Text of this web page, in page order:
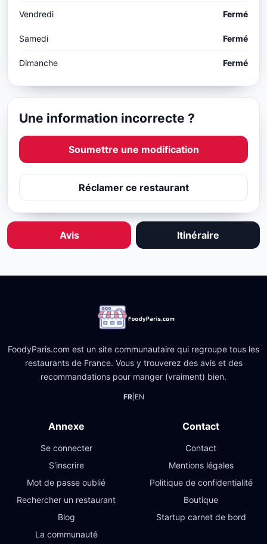
Vendredi Fermé
Samedi Fermé
Dimanche Fermé
Une information incorrecte ?
Soumettre une modification
Réclamer ce restaurant
Avis Itinéraire
FoodyParis.com est un site communautaire qui regroupe tous les
restaurants de France. Vous y trouverez des avis et des
recommandations pour manger (vraiment) bien.
FR| EN
Annexe
Se connecter
S'inscrire
Mot de passe oublié
Rechercher un restaurant
Blog
La communauté
Contact
Contact
Mentions légales
Politique de confidentialité
Boutique
Startup carnet de bord